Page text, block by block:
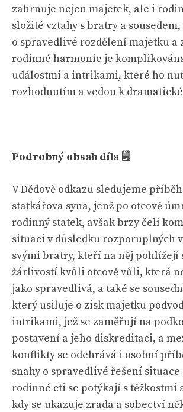
zahrnuje nejen majetek, ale i
složité vztahy s bratry a
o spravedlivé rozdělení majetku a
rodinné harmonie je
událostmi a intrikami, které ho
rozhodnutím a vedou k
Podrobný obsah díla 🗒
V Dědově odkazu sledujeme
statkářova syna, jenž po otcově
rodinný statek, avšak brzy čelí
situaci v důsledku rozporuplných
svými bratry, kteří na něj pohlížejí
žárlivostí kvůli otcově vůli, která
jako spravedlivá, a také se
který usiluje o zisk majetku
intrikami, jež se zaměřují na
postavení a jeho diskreditaci, a
konflikty se odehrává i osobní
snahy o spravedlivé řešení
rodinné cti se potýkají s těžkostmi
kdy se ukazuje zrada a sobectví